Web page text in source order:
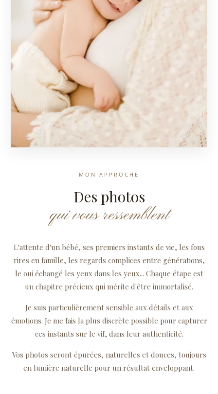
MON APPROCHE
Des photos
qui vous ressemblent
L'attente d'un bébé, ses premiers instants de vie, les fous
rires en famille, les regards complices entre générations,
le oui échangé les yeux dans les yeux... Chaque étape est
un chapitre précieux qui mérite d'être immortalisé.
Je suis particulièrement sensible aux détails et aux
émotions. Je me fais la plus discrète possible pour capturer
ces instants sur le vif, dans leur authenticité.
Vos photos seront épurées, naturelles et douces, toujours
en lumière naturelle pour un résultat enveloppant.